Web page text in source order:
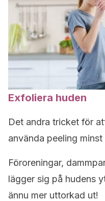
Exfoliera huden
Det andra tricket för
använda peeling
Föroreningar,
lägger sig på hudens
ännu mer uttorkad ut!